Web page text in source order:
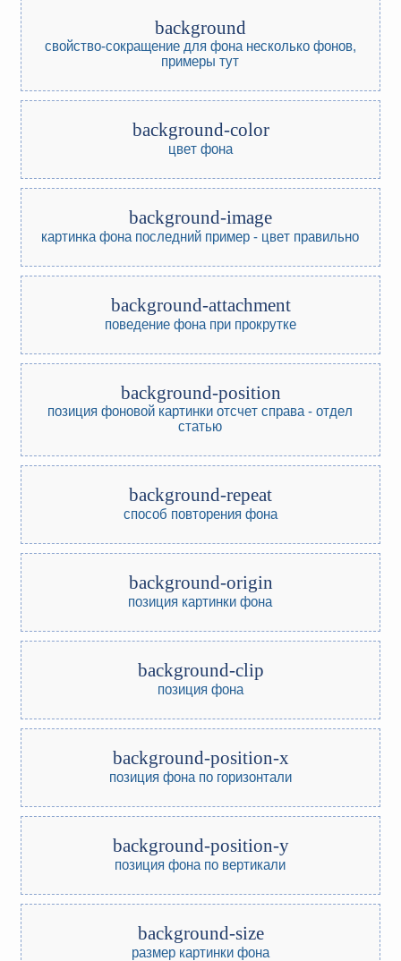
background
свойство-сокращение для фона несколько фонов,
примеры тут
background-color
цвет фона
background-image
картинка фона последний пример - цвет правильно
background-attachment
поведение фона при прокрутке
background-position
позиция фоновой картинкиотсчет справа - отдел
статью
background-repeat
способ повторения фона
background-origin
позиция картинки фона
background-clip
позиция фона
background-position-x
позиция фона по горизонтали
background-position-y
позиция фона по вертикали
background-size
размер картинки фона